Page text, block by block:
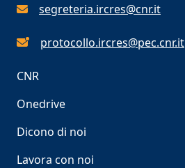
segreteria.ircres@cnr.it
protocollo.ircres@pec.cnr.it
CNR
Onedrive
Dicono di noi
Lavora con noi